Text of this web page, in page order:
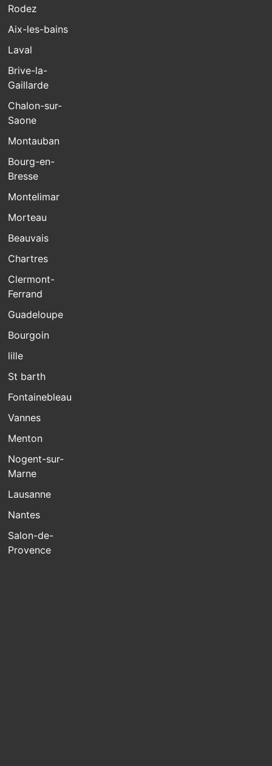
Rodez
Aix-les-bains
Laval
Brive-la-
Gaillarde
Chalon-sur-
Saone
Montauban
Bourg-en-
Bresse
Montelimar
Morteau
Beauvais
Chartres
Clermont-
Ferrand
Guadeloupe
Bourgoin
lille
St barth
Fontainebleau
Vannes
Menton
Nogent-sur-
Marne
Lausanne
Nantes
Salon-de-
Provence